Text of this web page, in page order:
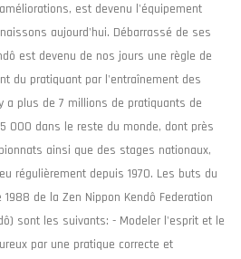
est devenu l'équipement
aujourd'hui. Débarrassé de ses
est devenu de nos jours une règle de
du pratiquant par l'entraînement des
a plus de 7 millions de pratiquants de
000 dans le reste du monde, dont près
ainsi que des stages nationaux,
régulièrement depuis 1970. Les buts du
de la Zen Nippon Kendô Federation
sont les suivants: - Modeler l'esprit et le
par une pratique correcte et